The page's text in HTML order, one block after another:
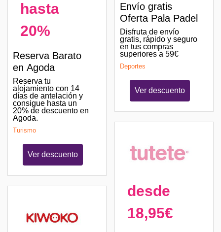
hasta
20%
Reserva Barato
en Agoda
Reserva tu
alojamiento con 14
días de antelación y
consigue hasta un
20% de descuento en
Agoda.
Turismo
Ver descuento
Envío gratis
Oferta Pala Padel
Disfruta de envío
gratis, rápido y seguro
en tus compras
superiores a 59€
Deportes
Ver descuento
desde
18,95€